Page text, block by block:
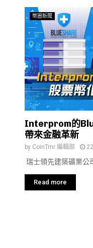
幣圈新聞
Interprom的
帶來金融革新
by CoinTmr 編輯部
瑞士領先建築礦業公
Read more